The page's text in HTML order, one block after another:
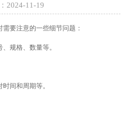
2024-11-19
要注意的一些细节问题：
规格、数量等。
间和周期等。